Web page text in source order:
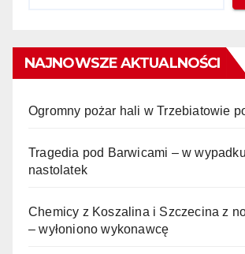
NAJNOWSZE AKTUALNOŚCI
Ogromny pożar hali w Trzebiatowie
Tragedia pod Barwicami – w
nastolatek
Chemicy z Koszalina i Szczecina z
– wyłoniono wykonawcę